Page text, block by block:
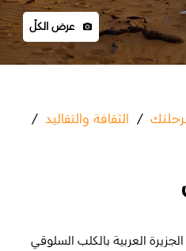
عرض الكلّ
/ الثقافة والتقاليد /
العربية بالكلب السلوقي